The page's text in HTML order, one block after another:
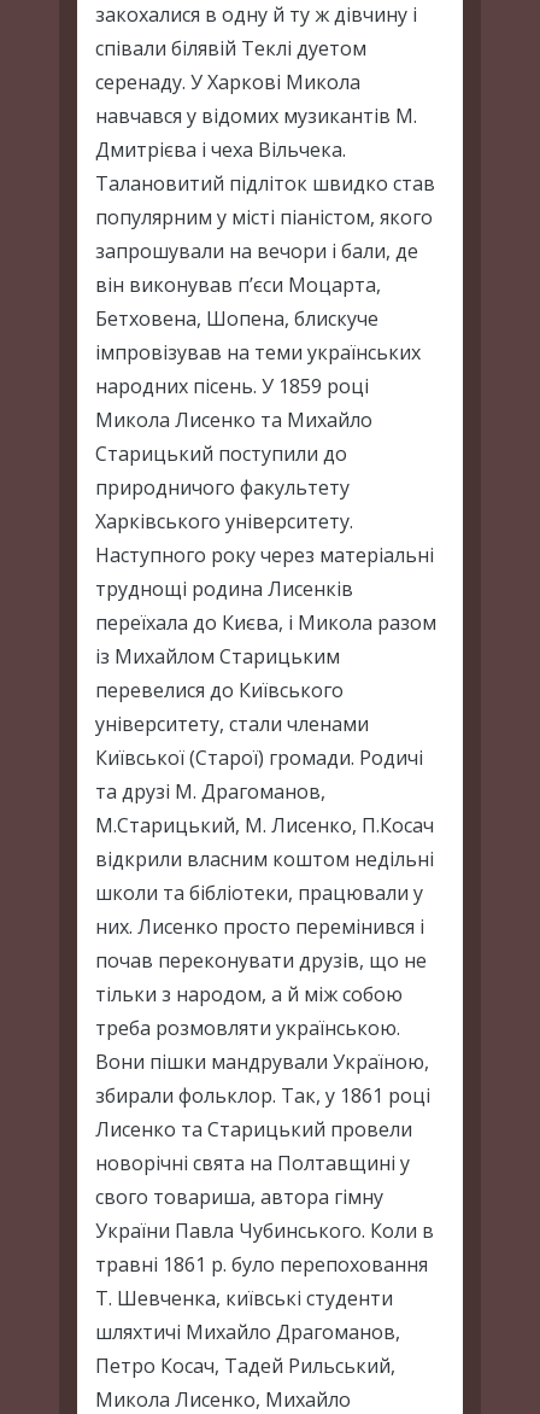
закохалися в одну й ту ж дівчину і
співали білявій Теклі дуетом
серенаду. У Харкові Микола
навчався у відомих музикантів М.
Дмитрієва і чеха Вільчека.
Талановитий підліток швидко став
популярним у місті піаністом, якого
запрошували на вечори і бали, де
він виконував п’єси Моцарта,
Бетховена, Шопена, блискуче
імпровізував на теми українських
народних пісень. У 1859 році
Микола Лисенко та Михайло
Старицький поступили до
природничого факультету
Харківського університету.
Наступного року через матеріальні
труднощі родина Лисенків
переїхала до Києва, і Микола разом
із Михайлом Старицьким
перевелися до Київського
університету, стали членами
Київської (Старої) громади. Родичі
та друзі М. Драгоманов,
М.Старицький, М. Лисенко, П.Косач
відкрили власним коштом недільні
школи та бібліотеки, працювали у
них. Лисенко просто перемінився і
почав переконувати друзів, що не
тільки з народом, а й між собою
треба розмовляти українською.
Вони пішки мандрували Україною,
збирали фольклор. Так, у 1861 році
Лисенко та Старицький провели
новорічні свята на Полтавщині у
свого товариша, автора гімну
України Павла Чубинського. Коли в
травні 1861 р. було перепоховання
Т. Шевченка, київські студенти
шляхтичі Михайло Драгоманов,
Петро Косач, Тадей Рильський,
Микола Лисенко, Михайло